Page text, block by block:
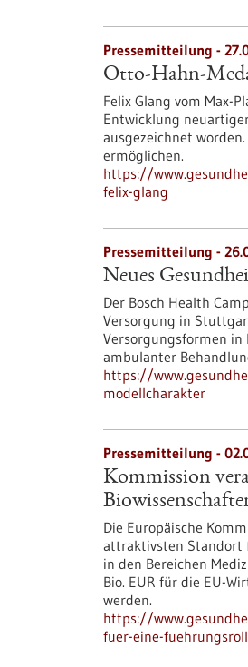
Pressemitteilung -
Otto-Hahn-
Felix Glang vom Max-
Entwicklung
ausgezeichnet
ermöglichen.
https://
felix-glang
Pressemitteilung -
Neues
Der Bosch Health
Versorgung in
Versorgungsformen
ambulanter
https://
modellcharakter
Pressemitteilung -
Kommission
Die Europäische
attraktivsten Standort
in den Bereichen
Bio. EUR für die EU-
werden.
https://
fuer-eine-